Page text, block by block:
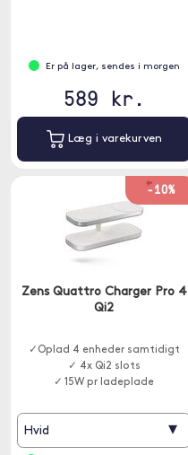
Er på lager, sendes i morgen
589 kr.
Læg i varekurven
-10%
Zens Quattro Charger Pro 4
Qi2
✓Oplad 4 enheder samtidigt
✓ 4x Qi2 slots
✓ 15W pr ladeplade
Hvid ▾